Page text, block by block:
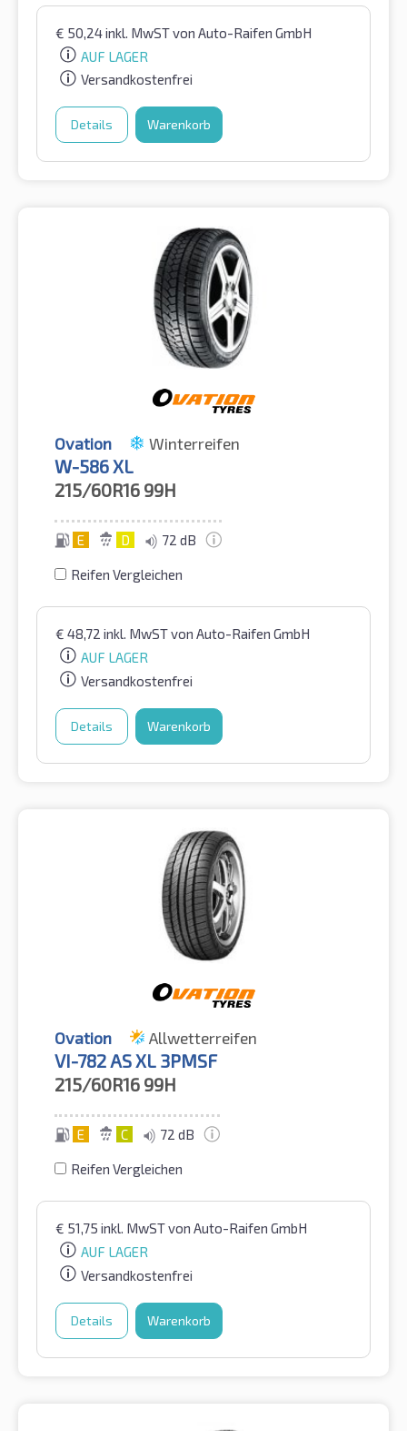
€ 50,24inkl. MwSTvon Auto-Raifen GmbH
AUF LAGER
Versandkostenfrei
Details Warenkorb
Ovation Winterreifen
W-586 XL
215/60R16 99H
E D 72 dB
Reifen Vergleichen
€ 48,72 inkl. MwSTvon Auto-Raifen GmbH
AUF LAGER
Versandkostenfrei
Details Warenkorb
Ovation Allwetterreifen
VI-782 AS XL 3PMSF
215/60R16 99H
E C 72 dB
Reifen Vergleichen
€ 51,75 inkl. MwSTvon Auto-Raifen GmbH
AUF LAGER
Versandkostenfrei
Details Warenkorb